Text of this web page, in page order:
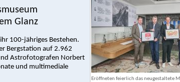
Glanz
100-jähriges Bestehen.
Bergstation auf 2.962
Astrofotografen Norbert
und multimediale
Eröffneten feierlich das neugestaltete